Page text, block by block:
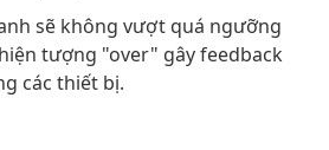
sẽ không vượt quá ngưỡng
tượng "over" gây feedback
các thiết bị.